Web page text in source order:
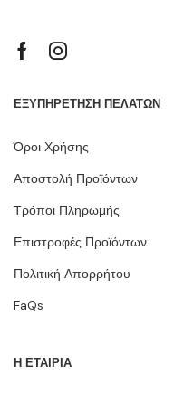
ΕΞΥΠΗΡΕΤΗΣΗ ΠΕΛΑΤΩΝ
Όροι Χρήσης
Αποστολή Προϊόντων
Τρόποι Πληρωμής
Επιστροφές Προϊόντων
Πολιτική Απορρήτου
FaQs
Η ΕΤΑΙΡΙΑ